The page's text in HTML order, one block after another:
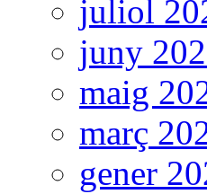
juliol
juny
maig
març
gener